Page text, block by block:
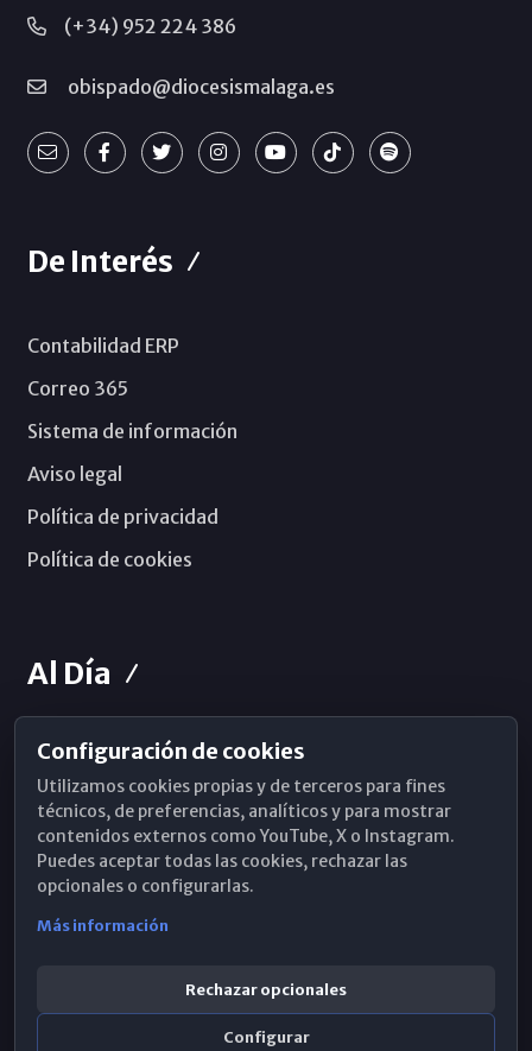
(+34) 952 224 386
obispado@diocesismalaga.es
De Interés
Contabilidad ERP
Correo 365
Sistema de información
Aviso legal
Política de privacidad
Política de cookies
Al Día
Horarios de Misa
Hemeroteca
WhatsApp
Configuración de cookies
Utilizamos cookies propias y de terceros para fines
técnicos, de preferencias, analíticos y para mostrar
contenidos externos como YouTube, X o Instagram.
Puedes aceptar todas las cookies, rechazar las
opcionales o configurarlas.
Más información
Rechazar opcionales
Configurar